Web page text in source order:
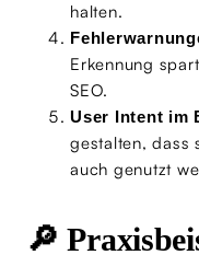
halten.
Erkennung
SEO.
User Intent im
gestalten, dass
auch genutzt
🔎